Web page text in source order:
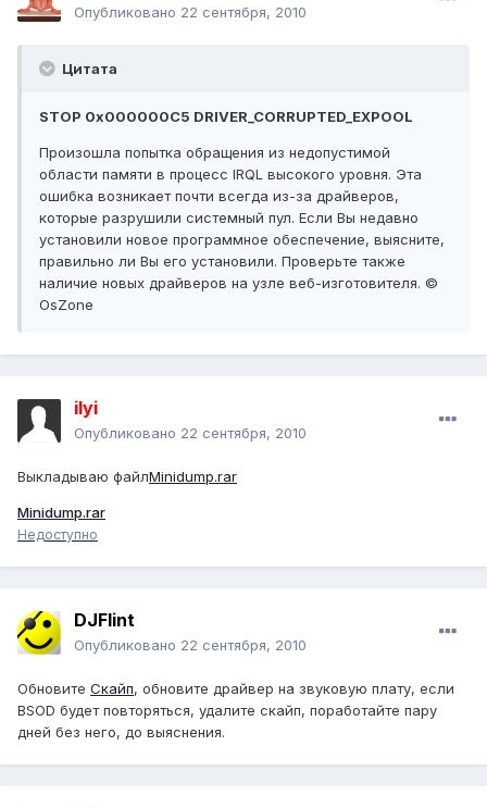
Опубликовано 22 сентября, 2010
Цитата
STOP 0x000000C5 DRIVER_CORRUPTED_EXPOOL
Произошла попытка обращения из недопустимой
области памяти в процесс IRQL высокого уровня. Эта
ошибка возникает почти всегда из-за драйверов,
которые разрушили системный пул. Если Вы недавно
установили новое программное обеспечение, выясните,
правильно ли Вы его установили. Проверьте также
наличие новых драйверов на узле веб-изготовителя. ©
OsZone
ilyi
Опубликовано 22 сентября, 2010
Выкладываю файлMinidump.rar
Minidump.rar
Недоступно
DJFlint
Опубликовано 22 сентября, 2010
Обновите Скайп, обновите драйвер на звуковую плату, если
BSOD будет повторяться, удалите скайп, поработайте пару
дней без него, до выяснения.